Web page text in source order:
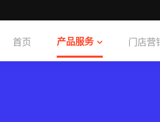
首页 产品服务 门店营